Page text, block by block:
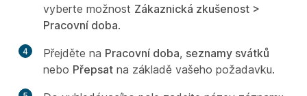
vyberte možnost Zákaznická zkušenost >
Pracovní doba.
4 Přejděte na Pracovní doba, seznamy svátků
nebo Přepsat na základě vašeho požadavku.